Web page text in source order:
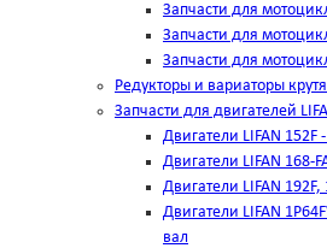
Запчасти для
Запчасти для
Запчасти для
Редукторы и вариаторы
Запчасти для двигателей
Двигатели LIFAN 152F
Двигатели LIFAN 168-
Двигатели LIFAN
Двигатели LIFAN
вал